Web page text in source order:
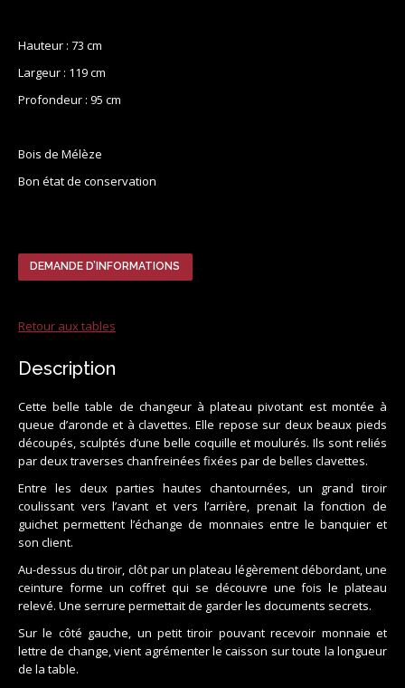
Hauteur : 73 cm
Largeur : 119 cm
Profondeur : 95 cm
Bois de Mélèze
Bon état de conservation
DEMANDE D’INFORMATIONS
Retour aux tables
Description
Cette belle table de changeur à plateau pivotant est montée à
queue d’aronde et à clavettes. Elle repose sur deux beaux pieds
découpés, sculptés d’une belle coquille et moulurés. Ils sont reliés
par deux traverses chanfreinées fixées par de belles clavettes.
Entre les deux parties hautes chantournées, un grand tiroir
coulissant vers l’avant et vers l’arrière, prenait la fonction de
guichet permettent l’échange de monnaies entre le banquier et
son client.
Au-dessus du tiroir, clôt par un plateau légèrement débordant, une
ceinture forme un coffret qui se découvre une fois le plateau
relevé. Une serrure permettait de garder les documents secrets.
Sur le côté gauche, un petit tiroir pouvant recevoir monnaie et
lettre de change, vient agrémenter le caisson sur toute la longueur
de la table.